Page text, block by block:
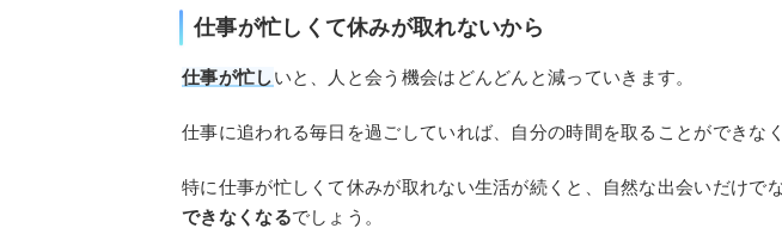
仕事が忙しくて休みが取れないから
仕事が忙しいと、人と会う機会はどんどんと減っていきます。
仕事に追われる毎日を過ごしていれば、自分の時間を取ることができな
特に仕事が忙しくて休みが取れない生活が続くと、自然な出会いだけでな
できなくなるでしょう。